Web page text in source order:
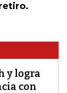
y logra
con